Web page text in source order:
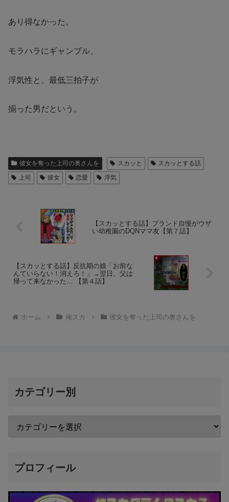
あり得なかった。
モラハラにギャンブル、
浮気性と、最低三拍子が
揃った男だという。
彼女を奪った上司の奥さんを スカッと
スカッとする話
上司
彼女 恋愛 浮気
【スカッとする話】ブランド自慢がウザ
い幼稚園のDQNママ友【第７話】
【スカッとする話】反抗期の娘「お前な
んていらない！消えろ！」→翌日、父は
帰って来なかった… 【第４話】
ホーム 俺スカ 彼女を奪った上司の奥さんを
カテゴリー別
プロフィール